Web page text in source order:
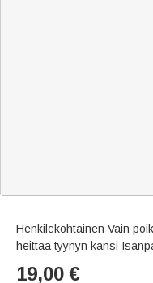
Henkilökohtainen Vain
heittää tyynyn kansi
19,00 €